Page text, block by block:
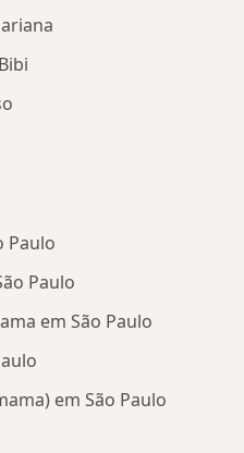
Paulo
Paulo
em São Paulo
em São Paulo